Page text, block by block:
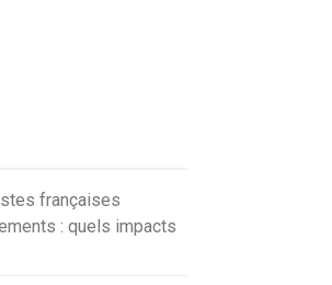
françaises
: quels impacts